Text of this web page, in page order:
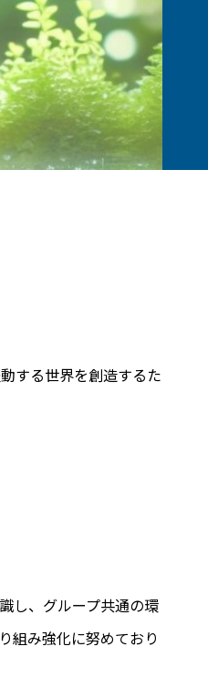
する世界を創造するた
し、グループ共通の環
組み強化に努めており